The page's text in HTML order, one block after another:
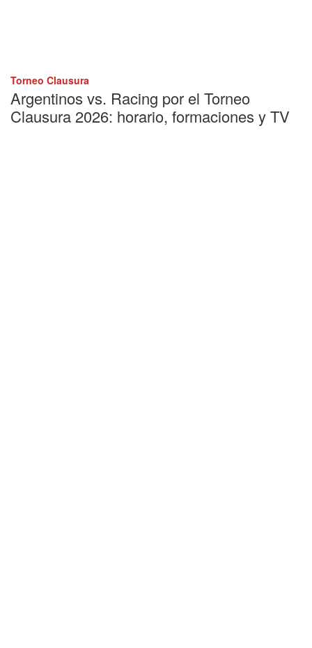
Torneo Clausura
Argentinos vs. Racing por el Torneo
Clausura 2026: horario, formaciones y TV